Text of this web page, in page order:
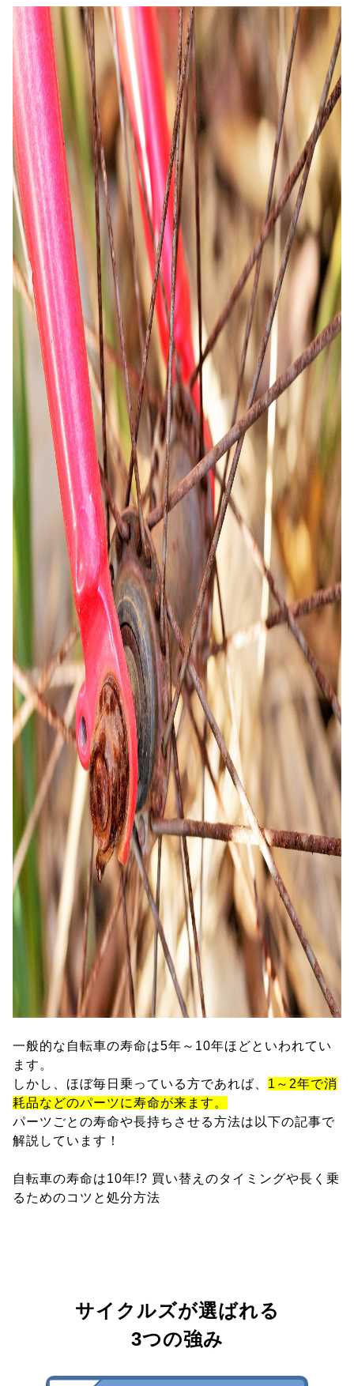
一般的な自転車の寿命は5年～10年ほどといわれてい
ます。
しかし、ほぼ毎日乗っている方であれば、 1～2年で消
耗品などのパーツに寿命が来ます。
パーツごとの寿命や長持ちさせる方法は以下の記事で
解説しています！
自転車の寿命は10年!? 買い替えのタイミングや長く乗
るためのコツと処分方法
サイクルズが選ばれる
3つの強み